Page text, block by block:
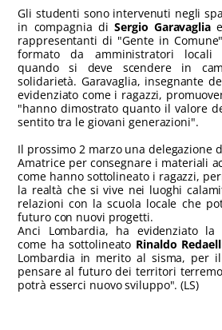
Gli studenti sono intervenuti negli
in compagnia diSergio Garavagliae
rappresentanti di "Gente in
formato da amministratori locali
quando si deve scendere in
solidarietà. Garavaglia, insegnante
evidenziato come i ragazzi,
"hanno dimostrato quanto il valore
sentito tra le giovani generazioni".
Il prossimo 2 marzo una delegazione
Amatrice per consegnare i materiali
come hanno sottolineato i ragazzi,
la realtà che si vive nei luoghi
relazioni con la scuola locale che
futuro con nuovi progetti.
Anci Lombardia, ha evidenziato la
come ha sottolineato Rinaldo
Lombardia in merito al sisma, per
pensare al futuro dei territori
potrà esserci nuovo sviluppo". (LS)